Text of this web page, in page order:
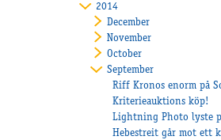
2014
December
November
October
September
Riff Kronos enorm på
Kriterieauktions köp!
Lightning Photo lyste
Hebestreit går mot ett